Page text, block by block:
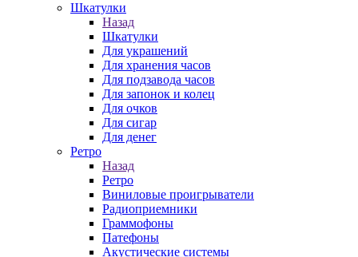
Шкатулки
Назад
Шкатулки
Для украшений
Для хранения часов
Для подзавода часов
Для запонок и колец
Для очков
Для сигар
Для денег
Ретро
Назад
Ретро
Виниловые проигрыватели
Радиоприемники
Граммофоны
Патефоны
Акустические системы